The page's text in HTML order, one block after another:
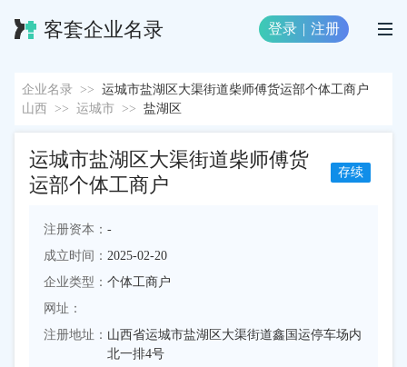
客套企业名录 登录 | 注册
企业名录 >> 运城市盐湖区大渠街道柴师傅货运部个体工商户
山西
>> 运城市 >> 盐湖区
运城市盐湖区大渠街道柴师傅货
运部个体工商户
存续
注册资本： -
成立时间： 2025-02-20
企业类型： 个体工商户
网址：
注册地址： 山西省运城市盐湖区大渠街道鑫国运停车场内
北一排4号